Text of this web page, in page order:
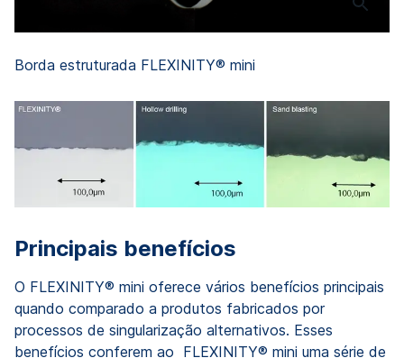
Borda estruturada FLEXINITY® mini
Principais benefícios
O FLEXINITY® mini oferece vários benefícios principais
quando comparado a produtos fabricados por
processos de singularização alternativos. Esses
benefícios conferem ao FLEXINITY® mini uma série de